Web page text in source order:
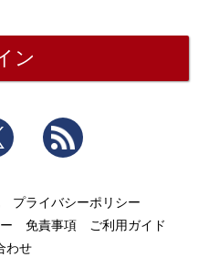
Twitter
プライバシーポリシー
免責事項
ご利用ガイド
わせ